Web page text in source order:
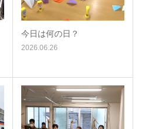
今日は何の日？
2026.06.26